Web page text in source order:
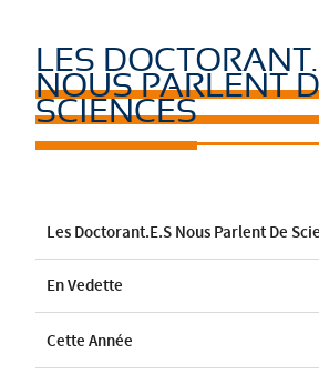
LES
NOUS PARLENT
SCIENCES
Les Doctorant.e.s Nous Parlent De
En Vedette
Cette Année